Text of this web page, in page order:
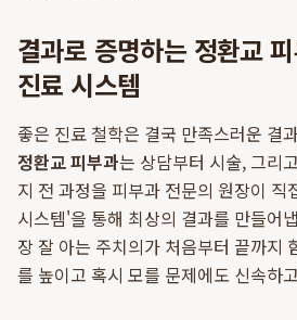
결과로 증명하는 정환교
진료 시스템
좋은 진료 철학은 결국 만족스러운 결
정환교 피부과는 상담부터 시술, 그리
지 전 과정을 피부과 전문의 원장이 직
시스템'을 통해 최상의 결과를 만들어
장 잘 아는 주치의가 처음부터 끝까지
를 높이고 혹시 모를 문제에도 신속하